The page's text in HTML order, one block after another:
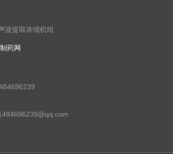
波提取浓缩机组
制药网